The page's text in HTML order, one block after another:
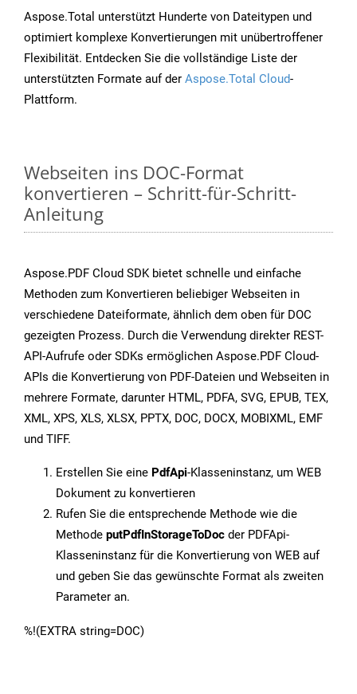
Aspose.Total unterstützt Hunderte von Dateitypen und
optimiert komplexe Konvertierungen mit unübertroffener
Flexibilität. Entdecken Sie die vollständige Liste der
unterstützten Formate auf der Aspose.Total Cloud-
Plattform.
Webseiten ins DOC-Format
konvertieren – Schritt-für-Schritt-
Anleitung
Aspose.PDF Cloud SDK bietet schnelle und einfache
Methoden zum Konvertieren beliebiger Webseiten in
verschiedene Dateiformate, ähnlich dem oben für DOC
gezeigten Prozess. Durch die Verwendung direkter REST-
API-Aufrufe oder SDKs ermöglichen Aspose.PDF Cloud-
APIs die Konvertierung von PDF-Dateien und Webseiten in
mehrere Formate, darunter HTML, PDFA, SVG, EPUB, TEX,
XML, XPS, XLS, XLSX, PPTX, DOC, DOCX, MOBIXML, EMF
und TIFF.
Erstellen Sie eine PdfApi-Klasseninstanz, um WEB
Dokument zu konvertieren
Rufen Sie die entsprechende Methode wie die
Methode putPdfInStorageToDoc der PDFApi-
Klasseninstanz für die Konvertierung von WEB auf
und geben Sie das gewünschte Format als zweiten
Parameter an.
%!(EXTRA string=DOC)